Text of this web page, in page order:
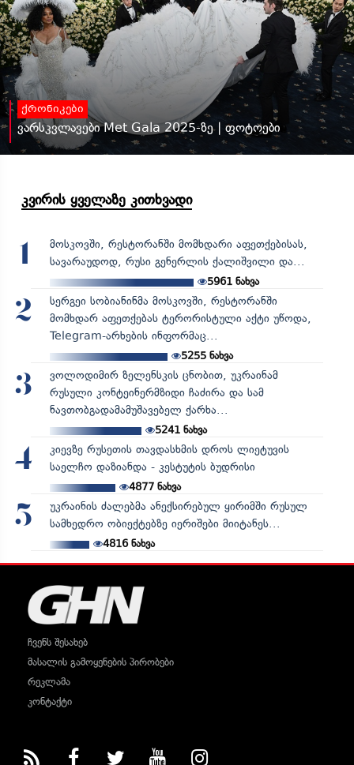
ქრონიკები
ვარსკვლავები Met Gala 2025-ზე | ფოტოები
კვირის ყველაზე კითხვადი
1
მოსკოვში, რესტორანში მომხდარი აფეთქებისას,
სავარაუდოდ, რუსი გენერლის ქალიშვილი და...
5961 ნახვა
2
სერგეი სობიანინმა მოსკოვში, რესტორანში
მომხდარ აფეთქებას ტერორისტული აქტი უწოდა,
Telegram-არხების ინფორმაც...
5255ნახვა
3
ვოლოდიმირ ზელენსკის ცნობით, უკრაინამ
რუსული კონტეინერმზიდი ჩაძირა და სამ
ნავთობგადამამუშავებელ ქარხა...
5241ნახვა
4
კიევზე რუსეთის თავდასხმის დროს ლიეტუვის
საელჩო დაზიანდა - კესტუტის ბუდრისი
4877ნახვა
5
უკრაინის ძალებმა ანექსირებულ ყირიმში რუსულ
სამხედრო ობიექტებზე იერიშები მიიტანეს...
4816ნახვა
ჩვენს შესახებ
მასალის გამოყენების პირობები
რეკლამა
კონტაქტი